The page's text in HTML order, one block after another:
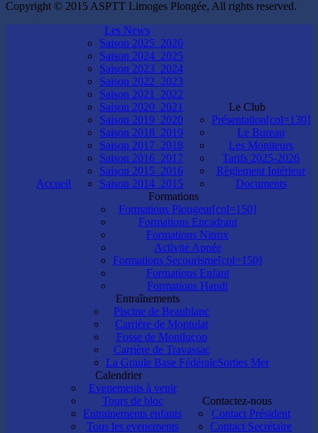
Copyright © 2015 ASPTT Limoges Plongée, All rights reserved.
Accueil
Les News
Saison 2025_2026
Saison 2024_2025
Saison 2023_2024
Saison 2022_2023
Saison 2021_2022
Saison 2020_2021
Saison 2019_2020
Saison 2018_2019
Saison 2017_2018
Saison 2016_2017
Saison 2015_2016
Saison 2014_2015
Le Club
Présentation[col=130]
Le Bureau
Les Moniteurs
Tarifs 2025-2026
Règlement Intérieur
Documents
Formations
Formations Plongeur[col=150]
Formations Encadrant
Formations Nitrox
Activité Apnée
Formations Secourisme[col=150]
Formations Enfant
Formations Handi
Entraînements
Piscine de Beaublanc
Carrière de Montulat
Fosse de Montluçon
Carrière de Travassac
La Graule Base FédéraleSorties Mer
Calendrier
Evenements à venir
Tours de bloc
Entrainements enfants
Tous les evenements
Contactez-nous
Contact Président
Contact Secrétaire